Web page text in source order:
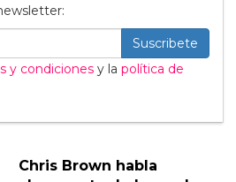
Suscribete
y condiciones y la política de
Chris Brown habla